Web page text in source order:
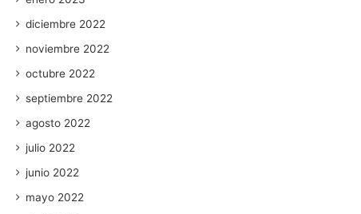
diciembre 2022
noviembre 2022
octubre 2022
septiembre 2022
agosto 2022
julio 2022
junio 2022
mayo 2022